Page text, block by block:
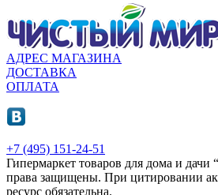
АДРЕС МАГАЗИНА
ДОСТАВКА
ОПЛАТА
+7 (495) 151-24-51
Гипермаркет товаров для дома и дачи
права защищены. При цитировании
ресурс обязательна.